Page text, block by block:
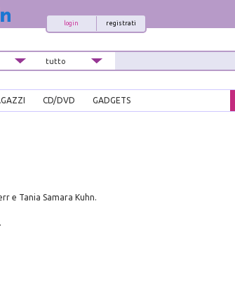
registrati
login
CD/DVD GADGETS
e Tania Samara Kuhn.